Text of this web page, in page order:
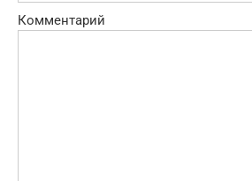
Комментарий